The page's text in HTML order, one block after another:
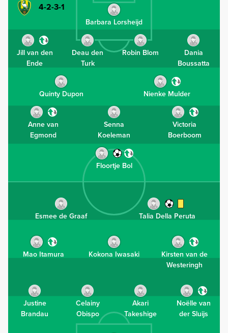
4-2-3-1
Barbara Lorsheijd
Jill van den
Ende
Deau den
Turk
Robin Blom
Dania
Boussatta
Quinty Dupon Nienke Mulder
Anne van
Egmond
Senna
Koeleman
Victoria
Boerboom
Floortje Bol
Noëlle van
der Sluijs
Akari
Takeshige
Celainy
Obispo
Justine
Brandau
Kirsten van de
Westeringh
Kokona Iwasaki
Mao Itamura
Talia Della Peruta
Esmee de Graaf